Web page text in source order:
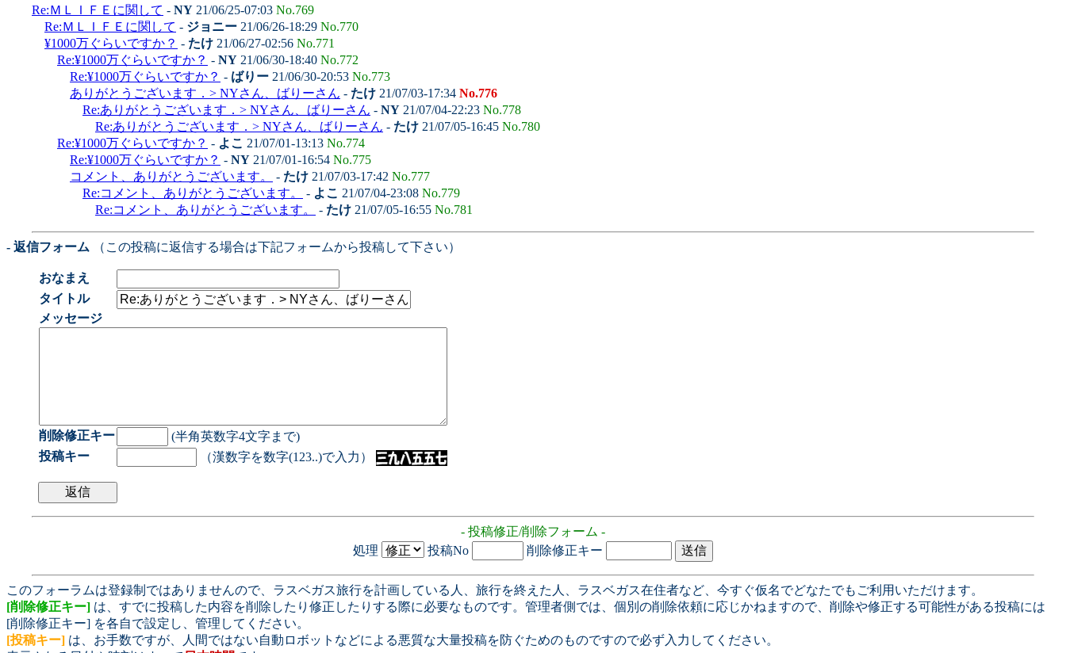
Re:ＭＬＩＦＥに関して - NY 21/06/25-07:03 No.769
Re:ＭＬＩＦＥに関して - ジョニー 21/06/26-18:29 No.770
¥1000万ぐらいですか？ - たけ 21/06/27-02:56 No.771
Re:¥1000万ぐらいですか？ - NY 21/06/30-18:40 No.772
Re:¥1000万ぐらいですか？ - ばりー 21/06/30-20:53 No.773
ありがとうございます．> NYさん、ばりーさん - たけ 21/07/03-17:34 No.776
Re:ありがとうございます．> NYさん、ばりーさん - NY 21/07/04-22:23 No.778
Re:ありがとうございます．> NYさん、ばりーさん - たけ 21/07/05-16:45 No.780
Re:¥1000万ぐらいですか？ - よこ 21/07/01-13:13 No.774
Re:¥1000万ぐらいですか？ - NY 21/07/01-16:54 No.775
コメント、ありがとうございます。
- たけ 21/07/03-17:42 No.777
Re:コメント、ありがとうございます。
- よこ 21/07/04-23:08 No.779
Re:コメント、ありがとうございます。
- たけ 21/07/05-16:55 No.781
- 返信フォーム （この投稿に返信する場合は下記フォームから投稿して下さい）
おなまえ
タイトル
メッセージ
削除修正キー
(半角英数字4文字まで)
投稿キー
（漢数字を数字(123..)で入力）
- 投稿修正/削除フォーム -
処理
投稿No 削除修正キー
このフォーラムは登録制ではありませんので、ラスベガス旅行を計画している人、旅行を終えた人、ラスベガス在住者など、今すぐ仮名でどなたでもご利用いただけます。
[削除修正キー] は、すでに投稿した内容を削除したり修正したりする際に必要なものです。管理者側では、個別の削除依頼に応じかねますので、削除や修正する可能性がある投稿には
[削除修正キー] を各自で設定し、管理してください。
[投稿キー] は、お手数ですが、人間ではない自動ロボットなどによる悪質な大量投稿を防ぐためのものですので必ず入力してください。